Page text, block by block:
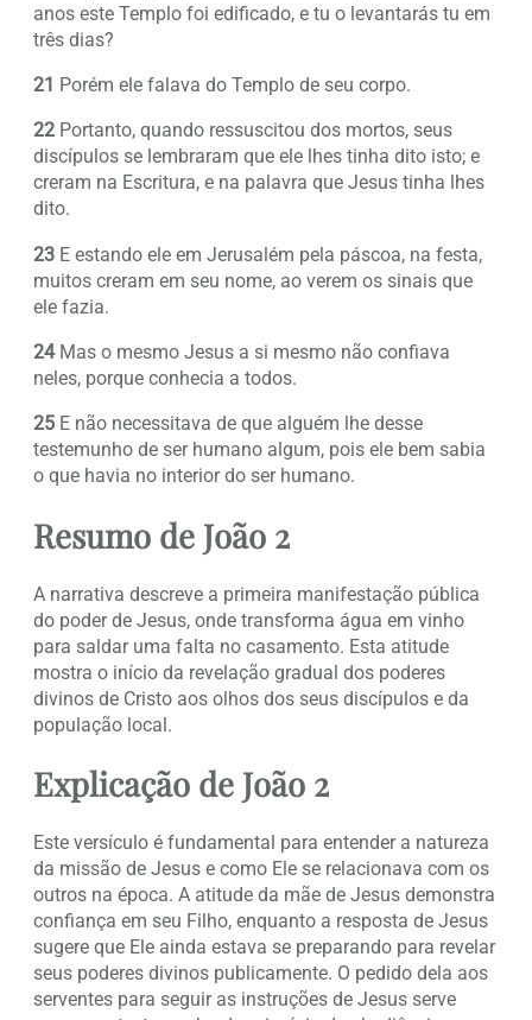
anos este Templo foi edificado, e tu o levantarás tu em
três dias?
21 Porém ele falava do Templo de seu corpo.
22 Portanto, quando ressuscitou dos mortos, seus
discípulos se lembraram que ele lhes tinha dito isto; e
creram na Escritura, e na palavra que Jesus tinha lhes
dito.
23 E estando ele em Jerusalém pela páscoa, na festa,
muitos creram em seu nome, ao verem os sinais que
ele fazia.
24Mas o mesmo Jesus a si mesmo não confiava
neles, porque conhecia a todos.
25 E não necessitava de que alguém lhe desse
testemunho de ser humano algum, pois ele bem sabia
o que havia no interior do ser humano.
Resumo de João 2
A narrativa descreve a primeira manifestação pública
do poder de Jesus, onde transforma água em vinho
para saldar uma falta no casamento. Esta atitude
mostra o início da revelação gradual dos poderes
divinos de Cristo aos olhos dos seus discípulos e da
população local.
Explicação de João 2
Este versículo é fundamental para entender a natureza
da missão de Jesus e como Ele se relacionava com os
outros na época. A atitude da mãe de Jesus demonstra
confiança em seu Filho, enquanto a resposta de Jesus
sugere que Ele ainda estava se preparando para revelar
seus poderes divinos publicamente. O pedido dela aos
serventes para seguir as instruções de Jesus serve